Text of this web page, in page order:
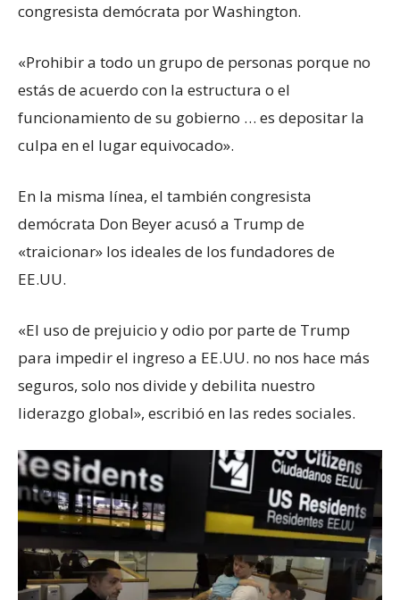
congresista demócrata por Washington.
«Prohibir a todo un grupo de personas porque no
estás de acuerdo con la estructura o el
funcionamiento de su gobierno … es depositar la
culpa en el lugar equivocado».
En la misma línea, el también congresista
demócrata Don Beyer acusó a Trump de
«traicionar» los ideales de los fundadores de
EE.UU.
«El uso de prejuicio y odio por parte de Trump
para impedir el ingreso a EE.UU. no nos hace más
seguros, solo nos divide y debilita nuestro
liderazgo global», escribió en las redes sociales.